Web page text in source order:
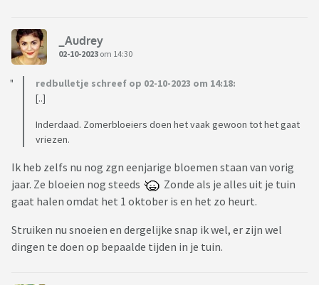
_Audrey
02-10-2023 om 14:30
redbulletje schreef op 02-10-2023 om 14:18:
[..]
Inderdaad. Zomerbloeiers doen het vaak gewoon tot het gaat
vriezen.
Ik heb zelfs nu nog zgn eenjarige bloemen staan van vorig
jaar. Ze bloeien nog steeds
Zonde als je alles uit je tuin
gaat halen omdat het 1 oktober is en het zo heurt.
Struiken nu snoeien en dergelijke snap ik wel, er zijn wel
dingen te doen op bepaalde tijden in je tuin.